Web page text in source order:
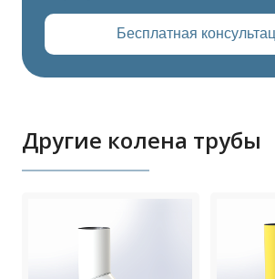
Бесплатная
Другие колена трубы